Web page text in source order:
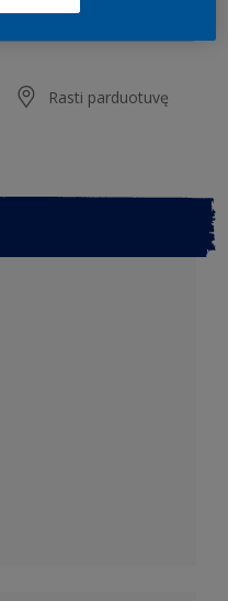
Skaičiuoti
Rasti parduotuvę